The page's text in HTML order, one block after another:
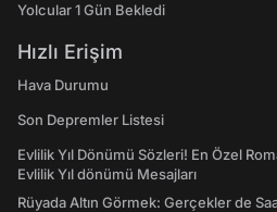
Yolcular 1 Gün Bekledi
Hızlı Erişim
Hava Durumu
Son Depremler Listesi
Evlilik Yıl Dönümü Sözleri! En Özel
Evlilik Yıl dönümü Mesajları
Rüyada Altın Görmek: Gerçekler de